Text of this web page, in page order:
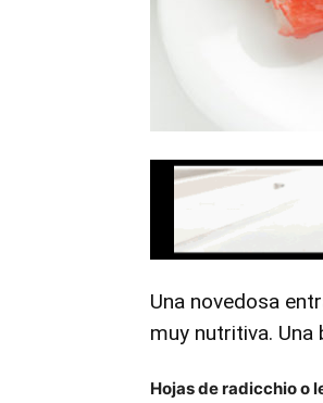
Una novedosa
muy nutritiva. Una
Hojas de radicchio o